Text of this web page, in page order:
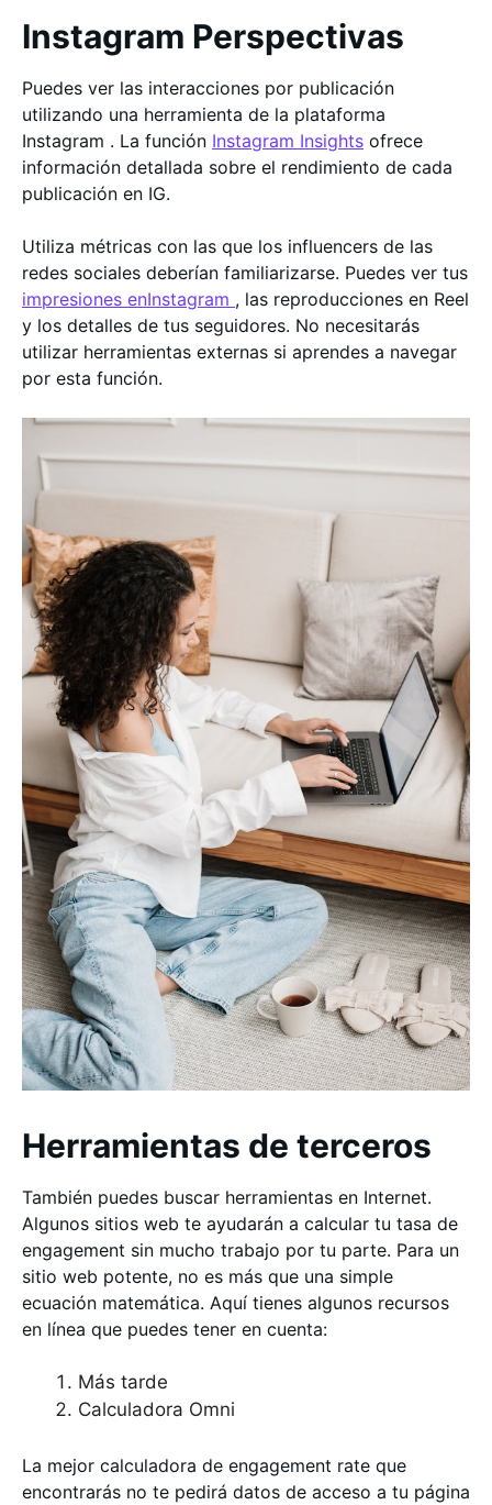
Instagram Perspectivas
Puedes ver las interacciones por publicación
utilizando una herramienta de la plataforma
Instagram . La función Instagram Insights ofrece
información detallada sobre el rendimiento de cada
publicación en IG.
Utiliza métricas con las que los influencers de las
redes sociales deberían familiarizarse. Puedes ver tus
impresiones enInstagram , las reproducciones en Reel
y los detalles de tus seguidores. No necesitarás
utilizar herramientas externas si aprendes a navegar
por esta función.
Herramientas de terceros
También puedes buscar herramientas en Internet.
Algunos sitios web te ayudarán a calcular tu tasa de
engagement sin mucho trabajo por tu parte. Para un
sitio web potente, no es más que una simple
ecuación matemática. Aquí tienes algunos recursos
en línea que puedes tener en cuenta:
Más tarde
Calculadora Omni
La mejor calculadora de engagement rate que
encontrarás no te pedirá datos de acceso a tu página